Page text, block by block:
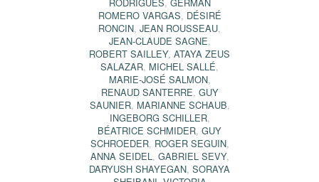
RODRIGUES, GERMAN
ROMERO VARGAS, DÉSIRÉ
RONCIN, JEAN ROUSSEAU,
JEAN-CLAUDE SAGNE,
ROBERT SAILLEY, ATAYA ZEUS
SALAZAR, MICHEL SALLÉ,
MARIE-JOSÉ SALMON,
RENAUD SANTERRE, GUY
SAUNIER, MARIANNE SCHAUB,
INGEBORG SCHILLER,
BÉATRICE SCHMIDER, GUY
SCHROEDER, ROGER SEGUIN,
ANNA SEIDEL, GABRIEL SEVY,
DARYUSH SHAYEGAN, SORAYA